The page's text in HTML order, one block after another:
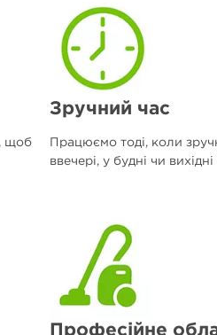
щоб
Зручний час
Працюємо тоді, коли
ввечері, у будні чи вихідні
Професійне